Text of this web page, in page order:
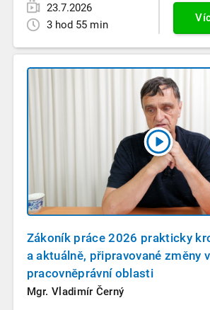
23.7.2026
3 hod 55 min
Zákoník práce 2026 prakticky
a aktuálně, připravované změny v
pracovněprávní oblasti
Mgr. Vladimír Černý